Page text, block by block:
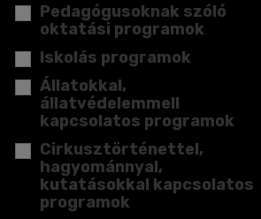
Pedagógusoknak szóló
oktatási programok
Iskolás programok
Állatokkal,
állatvédelemmell
kapcsolatos programok
Cirkusztörténettel,
hagyománnyal,
kutatásokkal kapcsolatos
programok